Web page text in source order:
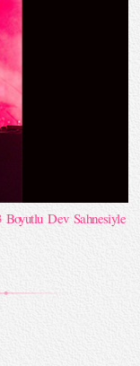
Boyutlu Dev Sahnesiyle